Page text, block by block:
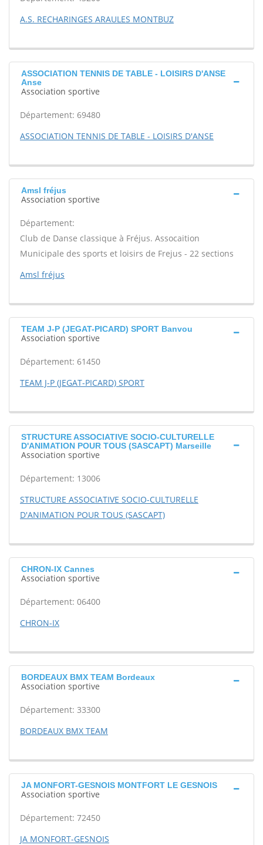
A.S. RECHARINGES ARAULES MONTBUZ
ASSOCIATION TENNIS DE TABLE - LOISIRS D'ANSE
Anse
Association sportive
Département: 69480
ASSOCIATION TENNIS DE TABLE - LOISIRS D'ANSE
Amsl fréjus
Association sportive
Département:
Club de Danse classique à Fréjus. Assocaition
Municipale des sports et loisirs de Frejus - 22 sections
Amsl fréjus
TEAM J-P (JEGAT-PICARD) SPORT Banvou
Association sportive
Département: 61450
TEAM J-P (JEGAT-PICARD) SPORT
STRUCTURE ASSOCIATIVE SOCIO-CULTURELLE
D'ANIMATION POUR TOUS (SASCAPT) Marseille
Association sportive
Département: 13006
STRUCTURE ASSOCIATIVE SOCIO-CULTURELLE
D'ANIMATION POUR TOUS (SASCAPT)
CHRON-IX Cannes
Association sportive
Département: 06400
CHRON-IX
BORDEAUX BMX TEAM Bordeaux
Association sportive
Département: 33300
BORDEAUX BMX TEAM
JA MONFORT-GESNOIS MONTFORT LE GESNOIS
Association sportive
Département: 72450
JA MONFORT-GESNOIS